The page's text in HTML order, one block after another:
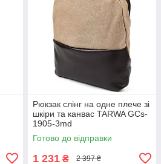
Рюкзак слінг на одне плече зі
шкіри та канвас TARWA GCs-
1905-3md
Готово до відправки
1 231 ₴ 2 397 ₴